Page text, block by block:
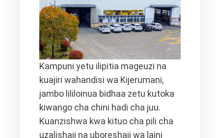
Kampuni yetu ilipitia mageuzi na
kuajiri wahandisi wa Kijerumani,
jambo lililoinua bidhaa zetu kutoka
kiwango cha chini hadi cha juu.
Kuanzishwa kwa kituo cha pili cha
uzalishaji na uboreshaji wa laini